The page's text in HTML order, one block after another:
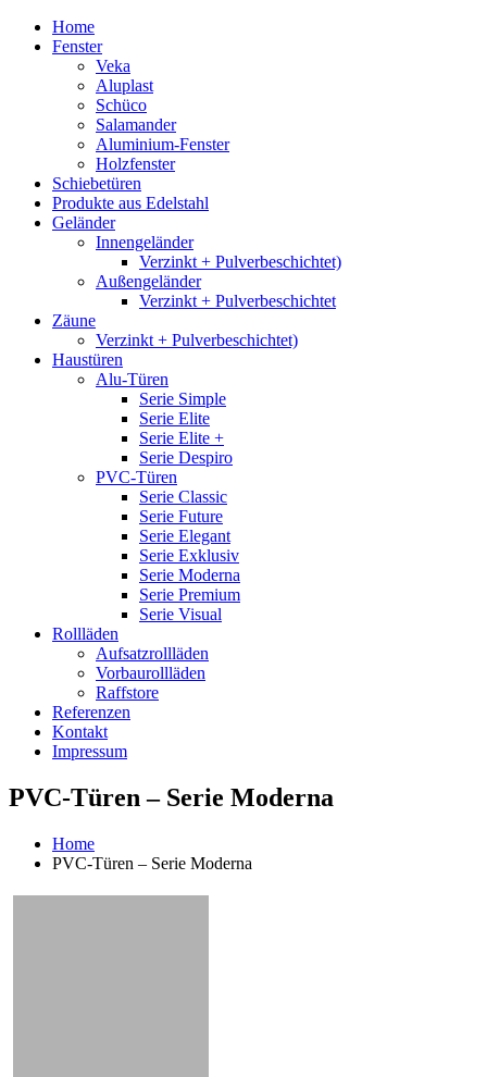
Home
Fenster
Veka
Aluplast
Schüco
Salamander
Aluminium-Fenster
Holzfenster
Schiebetüren
Produkte aus Edelstahl
Geländer
Innengeländer
Verzinkt + Pulverbeschichtet)
Außengeländer
Verzinkt + Pulverbeschichtet
Zäune
Verzinkt + Pulverbeschichtet)
Haustüren
Alu-Türen
Serie Simple
Serie Elite
Serie Elite +
Serie Despiro
PVC-Türen
Serie Classic
Serie Future
Serie Elegant
Serie Exklusiv
Serie Moderna
Serie Premium
Serie Visual
Rollläden
Aufsatzrollläden
Vorbaurollläden
Raffstore
Referenzen
Kontakt
Impressum
PVC-Türen – Serie Moderna
Home
PVC-Türen – Serie Moderna